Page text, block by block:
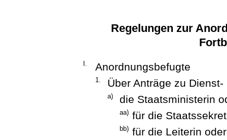
Regelungen zur
I. Anordnungsbefugte
1. Über Anträge zu
a) die Staatsministerin
aa) für die
bb) für die Leiterin